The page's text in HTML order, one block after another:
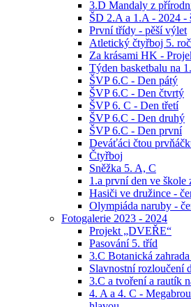
3.D Mandaly z
ŠD 2.A a 1.A - 2024 -
První třídy - pěší výlet
Atletický čtyřboj 5.
Za krásami HK -
Týden basketbalu na
ŠVP 6.C - Den pátý
ŠVP 6.C - Den čtvrtý
ŠVP 6. C - Den třetí
ŠVP 6.C - Den druhý
ŠVP 6.C - Den první
Deváťáci čtou
Čtyřboj
Sněžka 5. A, C
1.a první den ve škole
Hasiči ve družince -
Olympiáda naruby -
Fotogalerie 2023 - 2024
Projekt „DVEŘE“
Pasování 5. tříd
3.C Botanická
Slavnostní rozloučení
3.C a tvoření a rautík
4. A a 4. C -